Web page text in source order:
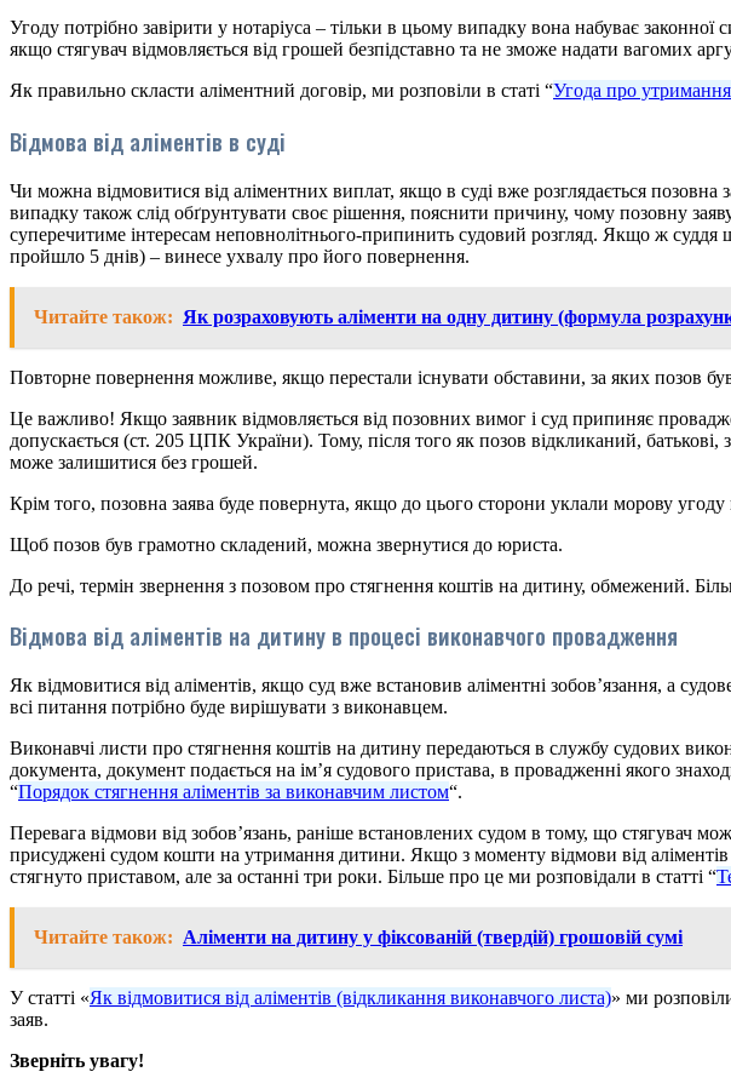
Угоду потрібно завірити у нотаріуса – тільки в цьому випадку вона набуває
якщо стягувач відмовляється від грошей безпідставно та не зможе надати вагомих
Як правильно скласти аліментний договір, ми розповіли в статі “Угода про
Відмова від аліментів в суді
Чи можна відмовитися від аліментних виплат, якщо в суді вже розглядається
випадку також слід обґрунтувати своє рішення, пояснити причину, чому позовну
суперечитиме інтересам неповнолітнього-припинить судовий розгляд. Якщо ж
пройшло 5 днів) – винесе ухвалу про його повернення.
Читайте також: Як розраховують аліменти на одну дитину (формула
Повторне повернення можливе, якщо перестали існувати обставини, за яких позов
Це важливо! Якщо заявник відмовляється від позовних вимог і суд припиняє
допускається (ст. 205 ЦПК України). Тому, після того як позов відкликаний,
може залишитися без грошей.
Крім того, позовна заява буде повернута, якщо до цього сторони уклали морову угоду
Щоб позов був грамотно складений, можна звернутися до юриста.
До речі, термін звернення з позовом про стягнення коштів на дитину, обмежений.
Відмова від аліментів на дитину в процесі виконавчого провадження
Як відмовитися від аліментів, якщо суд вже встановив аліментні зобов’язання, а
всі питання потрібно буде вирішувати з виконавцем.
Виконавчі листи про стягнення коштів на дитину передаються в службу судових
документа, документ подається на ім’я судового пристава, в провадженні якого
“Порядок стягнення аліментів за виконавчим листом“.
Перевага відмови від зобов’язань, раніше встановлених судом в тому, що стягувач
присуджені судом кошти на утримання дитини. Якщо з моменту відмови від
стягнуто приставом, але за останні три роки. Більше про це ми розповідали в статті “
Читайте також: Аліменти на дитину у фіксованій (твердій) грошовій сумі
У статті «Як відмовитися від аліментів (відкликання виконавчого листа)» ми
заяв.
Зверніть увагу!